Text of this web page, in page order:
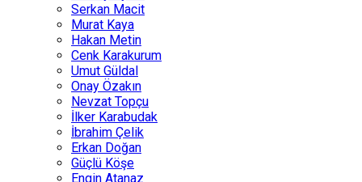
Serkan Macit
Murat Kaya
Hakan Metin
Cenk Karakurum
Umut Güldal
Onay Özakın
Nevzat Topçu
İlker Karabudak
İbrahim Çelik
Erkan Doğan
Güçlü Köşe
Engin Atanaz